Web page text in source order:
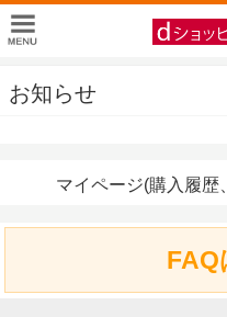
お知らせ
マイページ(購入履歴
FAQ